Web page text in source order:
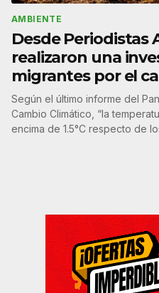
AMBIENTE
Desde Periodistas
realizaron una
migrantes por el
Según el último informe del
Cambio Climático, “la
encima de 1.5°C respecto de